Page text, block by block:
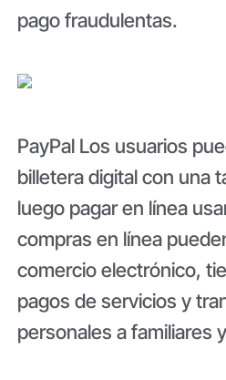
pago fraudulentas.
PayPal Los usuarios
billetera digital con una
luego pagar en línea
compras en línea
comercio electrónico,
pagos de servicios y
personales a familiares